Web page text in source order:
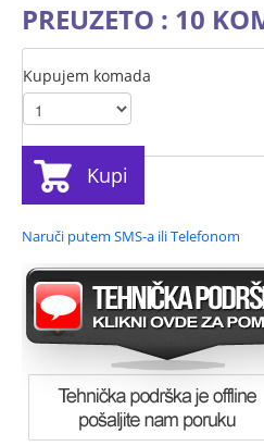
PREUZETO : 10
Kupujem komada
Kupi
Naruči putem SMS-a ili Telefonom